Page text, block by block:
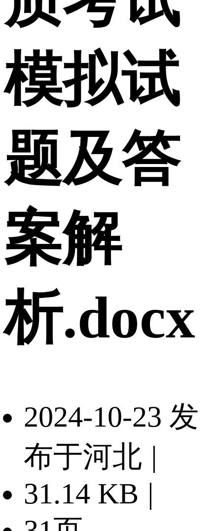
模拟试
题及答
案解
析.docx
2024-10-23 发
布于河北 |
31.14 KB |